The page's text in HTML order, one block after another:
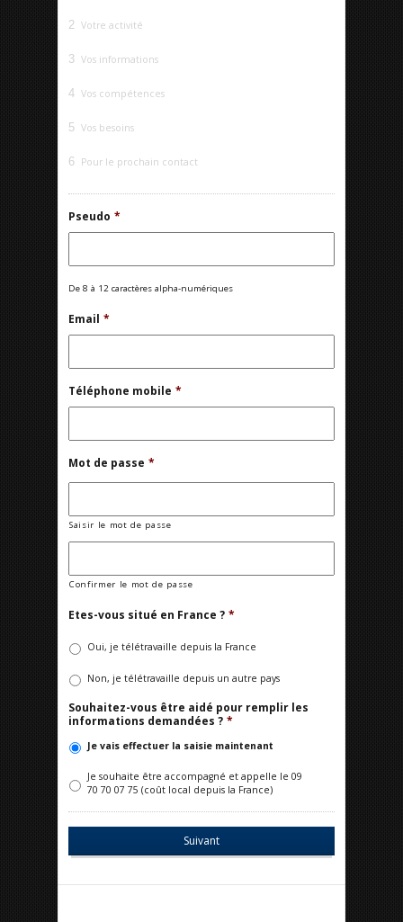
2 Votre activité
3 Vos informations
4 Vos compétences
5 Vos besoins
6 Pour le prochain contact
Pseudo *
De 8 à 12 caractères alpha-numériques
Email *
Téléphone mobile *
Mot de passe *
Saisir le mot de passe
Confirmer le mot de passe
Etes-vous situé en France ? *
Oui, je télétravaille depuis la France
Non, je télétravaille depuis un autre pays
Souhaitez-vous être aidé pour remplir les
informations demandées ? *
Je vais effectuer la saisie maintenant
Je souhaite être accompagné et appelle le 09
70 70 07 75 (coût local depuis la France)